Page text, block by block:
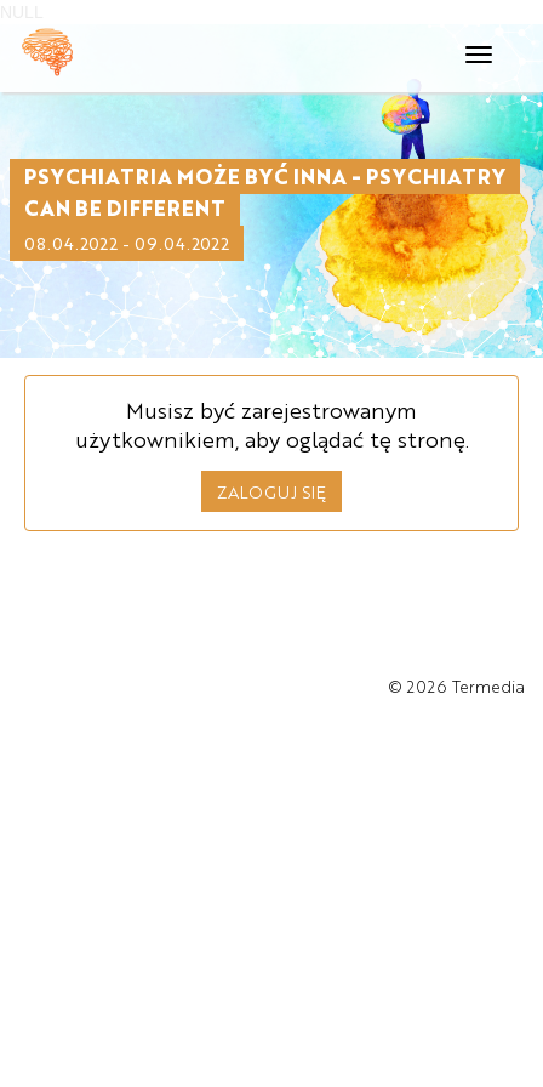
Toggle
PSYCHIATRIA MOŻE BYĆ INNA - PSYCHIATRY
CAN BE DIFFERENT
08.04.2022 - 09.04.2022
Musisz być zarejestrowanym
użytkownikiem, aby oglądać tę stronę.
ZALOGUJ SIĘ
© 2026 Termedia